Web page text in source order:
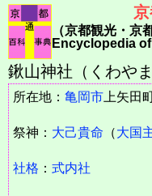
（京都観光・京
Encyclopedia
鍬山神社（くわや
所在地： 亀岡市 上矢
祭神： 大己貴命 （大国
社格 ： 式内社